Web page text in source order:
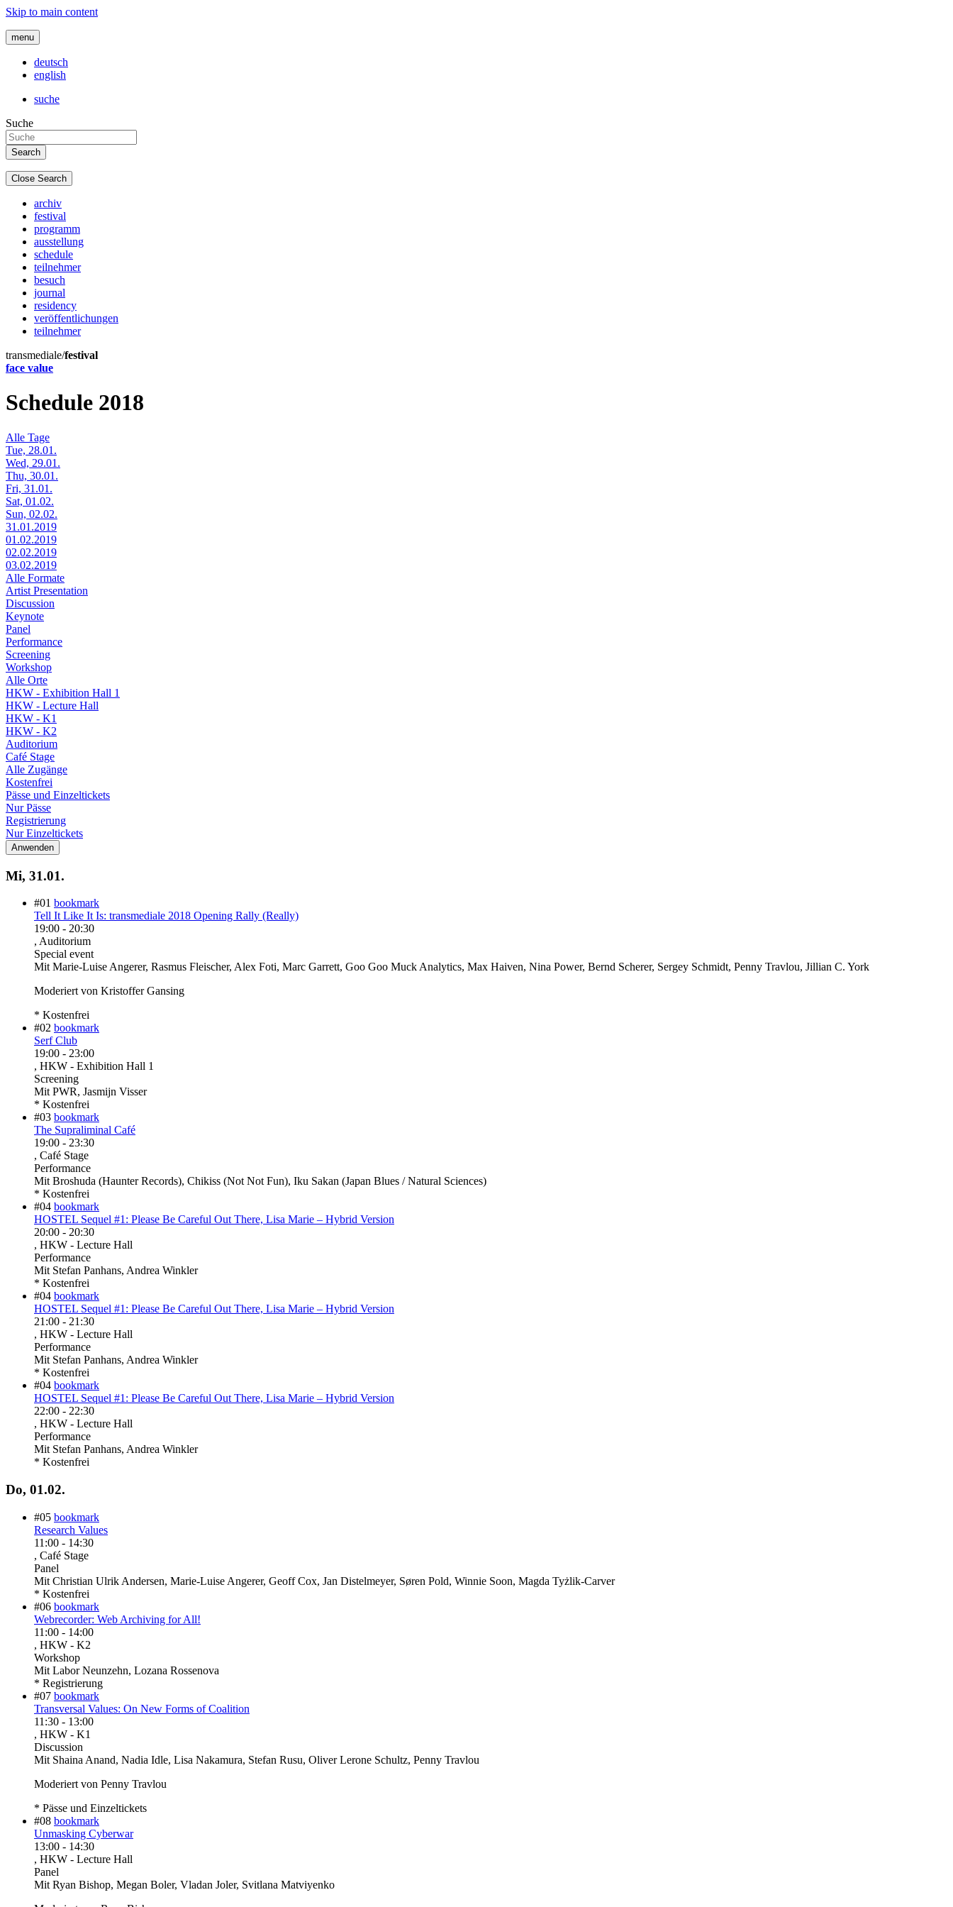
Skip to main content
menu
deutsch
english
suche
Suche
Close Search
archiv
festival
programm
ausstellung
schedule
teilnehmer
besuch
journal
residency
veröffentlichungen
teilnehmer
transmediale/festival
face value
Schedule 2018
Alle Tage
Tue, 28.01.
Wed, 29.01.
Thu, 30.01.
Fri, 31.01.
Sat, 01.02.
Sun, 02.02.
31.01.2019
01.02.2019
02.02.2019
03.02.2019
Alle Formate
Artist Presentation
Discussion
Keynote
Panel
Performance
Screening
Workshop
Alle Orte
HKW - Exhibition Hall 1
HKW - Lecture Hall
HKW - K1
HKW - K2
Auditorium
Café Stage
Alle Zugänge
Kostenfrei
Pässe und Einzeltickets
Nur Pässe
Registrierung
Nur Einzeltickets
Mi, 31.01.
#01 bookmark
Tell It Like It Is: transmediale 2018 Opening Rally (Really)
19:00 - 20:30
, Auditorium
Special event
Mit Marie-Luise Angerer, Rasmus Fleischer, Alex Foti, Marc Garrett, Goo Goo Muck Analytics, Max Haiven, Nina Power, Bernd Scherer, Sergey Schmidt, Penny Travlou, Jillian C. York
Moderiert von Kristoffer Gansing
* Kostenfrei
#02 bookmark
Serf Club
19:00 - 23:00
, HKW - Exhibition Hall 1
Screening
Mit PWR, Jasmijn Visser
* Kostenfrei
#03 bookmark
The Supraliminal Café
19:00 - 23:30
, Café Stage
Performance
Mit Broshuda (Haunter Records), Chikiss (Not Not Fun), Iku Sakan (Japan Blues / Natural Sciences)
* Kostenfrei
#04 bookmark
HOSTEL Sequel #1: Please Be Careful Out There, Lisa Marie – Hybrid Version
20:00 - 20:30
, HKW - Lecture Hall
Performance
Mit Stefan Panhans, Andrea Winkler
* Kostenfrei
#04 bookmark
HOSTEL Sequel #1: Please Be Careful Out There, Lisa Marie – Hybrid Version
21:00 - 21:30
, HKW - Lecture Hall
Performance
Mit Stefan Panhans, Andrea Winkler
* Kostenfrei
#04 bookmark
HOSTEL Sequel #1: Please Be Careful Out There, Lisa Marie – Hybrid Version
22:00 - 22:30
, HKW - Lecture Hall
Performance
Mit Stefan Panhans, Andrea Winkler
* Kostenfrei
Do, 01.02.
#05 bookmark
Research Values
11:00 - 14:30
, Café Stage
Panel
Mit Christian Ulrik Andersen, Marie-Luise Angerer, Geoff Cox, Jan Distelmeyer, Søren Pold, Winnie Soon, Magda Tyżlik-Carver
* Kostenfrei
#06 bookmark
Webrecorder: Web Archiving for All!
11:00 - 14:00
, HKW - K2
Workshop
Mit Labor Neunzehn, Lozana Rossenova
* Registrierung
#07 bookmark
Transversal Values: On New Forms of Coalition
11:30 - 13:00
, HKW - K1
Discussion
Mit Shaina Anand, Nadia Idle, Lisa Nakamura, Stefan Rusu, Oliver Lerone Schultz, Penny Travlou
Moderiert von Penny Travlou
* Pässe und Einzeltickets
#08 bookmark
Unmasking Cyberwar
13:00 - 14:30
, HKW - Lecture Hall
Panel
Mit Ryan Bishop, Megan Boler, Vladan Joler, Svitlana Matviyenko